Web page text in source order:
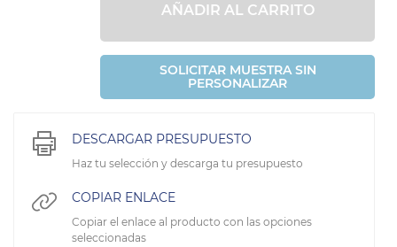
AÑADIR AL CARRITO
SOLICITAR MUESTRA SIN
PERSONALIZAR
DESCARGAR PRESUPUESTO
Haz tu selección y descarga tu presupuesto
COPIAR ENLACE
Copiar el enlace al producto con las opciones
seleccionadas